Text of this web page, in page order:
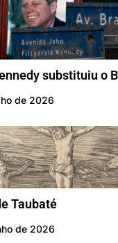
substituiu o
de 2026
Taubaté
de 2026